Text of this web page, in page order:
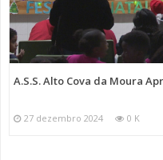
A.S.S. Alto Cova da Moura
27 dezembro 2024 0 K